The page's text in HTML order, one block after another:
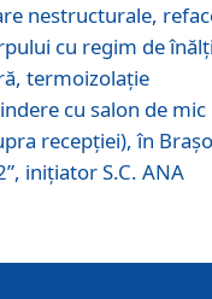
nestructurale,
cu regim de
termoizolaţie
cu salon de mic
recepţiei), în
iniţiator S.C. ANA